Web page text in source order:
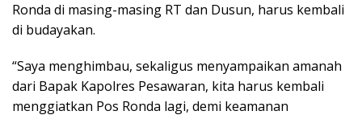
Ronda di masing-masing RT dan Dusun, harus kembali
di budayakan.
“Saya menghimbau, sekaligus menyampaikan amanah
dari Bapak Kapolres Pesawaran, kita harus kembali
menggiatkan Pos Ronda lagi, demi keamanan